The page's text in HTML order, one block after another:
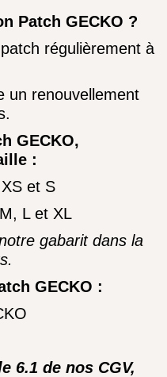
Patch GECKO ?
régulièrement à
un renouvellement
GECKO,
:
et S
L et XL
gabarit dans la
GECKO :
6.1 de nos CGV,